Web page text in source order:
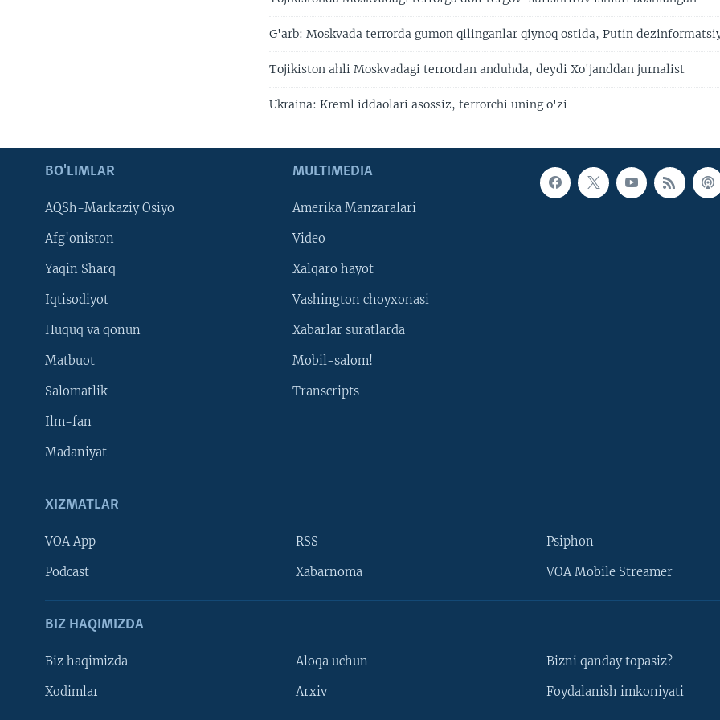
VOA
G'arb: Moskvada terrorda gumon qilinganlar qiynoq ostida, Putin
Tojikiston ahli Moskvadagi terrordan anduhda, deydi Xo'janddan jurnalist
Ukraina: Kreml iddaolari asossiz, terrorchi uning o'zi
BO'LIMLAR
AQSh-Markaziy Osiyo
Afg'oniston
Yaqin Sharq
Iqtisodiyot
Huquq va qonun
Matbuot
Salomatlik
Ilm-fan
Madaniyat
MULTIMEDIA
Amerika Manzaralari
Video
Xalqaro hayot
Vashington choyxonasi
Xabarlar suratlarda
Mobil-salom!
Transcripts
XIZMATLAR
VOA App
Podcast
RSS
Xabarnoma
Psiphon
VOA Mobile Streamer
BIZ HAQIMIZDA
Biz haqimizda
Xodimlar
Aloqa uchun
Arxiv
Bizni qanday topasiz?
Foydalanish imkoniyati